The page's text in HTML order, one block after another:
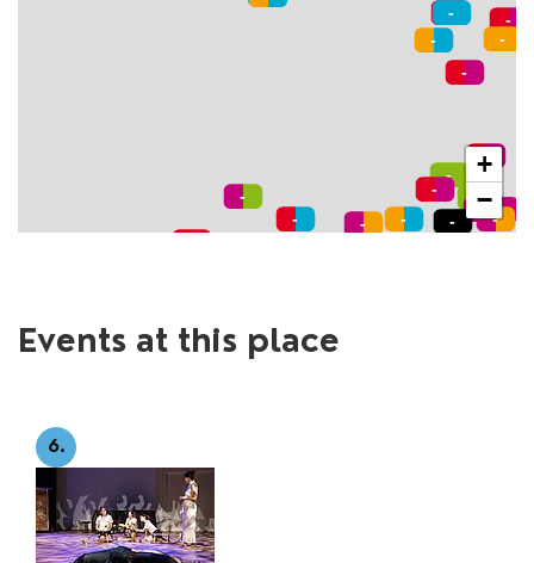
+
−
Events at this place
6.